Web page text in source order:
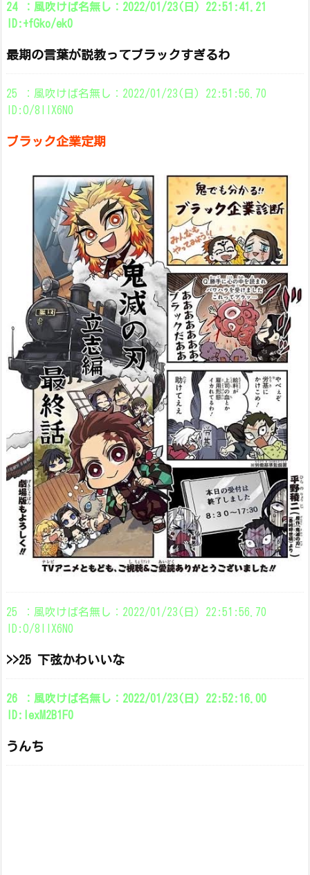
24 ：風吹けば名無し：2022/01/23(日) 22:51:41.21
ID:+fGko/ek0
最期の言葉が説教ってブラックすぎるわ
25 ：風吹けば名無し：2022/01/23(日) 22:51:56.70
ID:O/8IIX6N0
ブラック企業定期
25 ：風吹けば名無し：2022/01/23(日) 22:51:56.70
ID:O/8IIX6N0
>>25 下弦かわいいな
26 ：風吹けば名無し：2022/01/23(日) 22:52:16.00
ID:IexM2B1F0
うんち